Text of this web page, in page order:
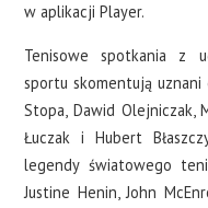
w aplikacji Player.
Tenisowe spotkania z
sportu skomentują uznani
Stopa, Dawid Olejniczak,
Łuczak i Hubert
legendy światowego
Justine Henin, John